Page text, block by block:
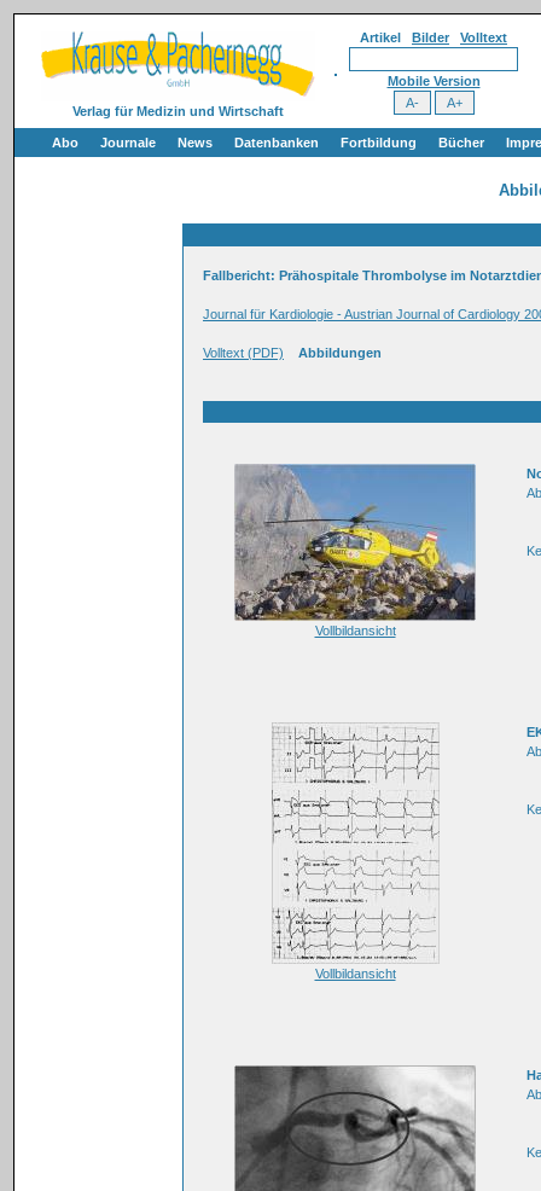
Verlag für Medizin und Wirtschaft
Artikel Bilder Volltext
Mobile Version
Abo Journale News Datenbanken Fortbildung Bücher
Fallbericht: Prähospitale Thrombolyse im
Journal für Kardiologie - Austrian Journal of Cardiology
Volltext (PDF) Abbildungen
Vollbildansicht
Vollbildansicht